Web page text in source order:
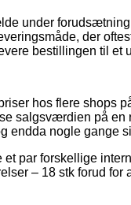
under
der
bestillingen til et
hos flere shops
salgsværdien på en
endda nogle gange
par forskellige
– 18 stk forud for